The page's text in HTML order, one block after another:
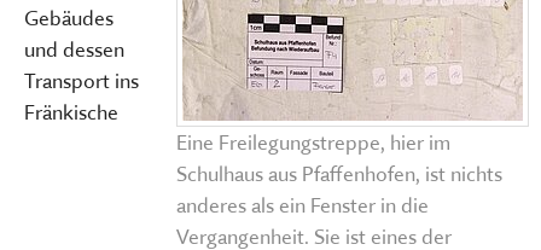
Eine Freilegungstreppe, hier im
Schulhaus aus Pfaffenhofen, ist nichts
anderes als ein Fenster in die
Vergangenheit. Sie ist eines der
Gebäudes
und dessen
Transport ins
Fränkische